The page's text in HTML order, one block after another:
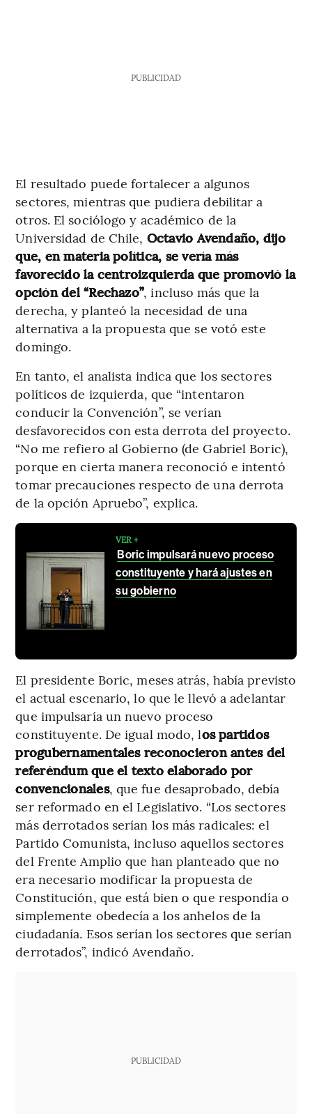
PUBLICIDAD
El resultado puede fortalecer a algunos
sectores, mientras que pudiera debilitar a
otros. El sociólogo y académico de la
Universidad de Chile, Octavio Avendaño, dijo
que, en materia política, se vería más
favorecido la centroizquierda que promovió la
opción del “Rechazo”, incluso más que la
derecha, y planteó la necesidad de una
alternativa a la propuesta que se votó este
domingo.
En tanto, el analista indica que los sectores
políticos de izquierda, que “intentaron
conducir la Convención”, se verían
desfavorecidos con esta derrota del proyecto.
“No me refiero al Gobierno (de Gabriel Boric),
porque en cierta manera reconoció e intentó
tomar precauciones respecto de una derrota
de la opción Apruebo”, explica.
VER +
Boric impulsará nuevo proceso
constituyente y hará ajustes en
su gobierno
El presidente Boric, meses atrás, había previsto
el actual escenario, lo que le llevó a adelantar
que impulsaría un nuevo proceso
constituyente. De igual modo, los partidos
progubernamentales reconocieron antes del
referéndum que el texto elaborado por
convencionales, que fue desaprobado, debía
ser reformado en el Legislativo. “Los sectores
más derrotados serían los más radicales: el
Partido Comunista, incluso aquellos sectores
del Frente Amplio que han planteado que no
era necesario modificar la propuesta de
Constitución, que está bien o que respondía o
simplemente obedecía a los anhelos de la
ciudadanía. Esos serían los sectores que serían
derrotados”, indicó Avendaño.
PUBLICIDAD